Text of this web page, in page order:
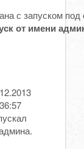
с запуском
от имени